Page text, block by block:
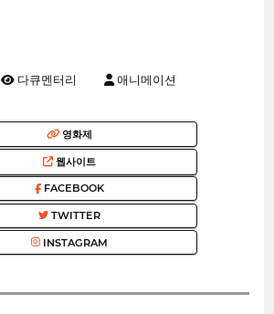
다큐멘터리 애니메이션
영화제
웹사이트
FACEBOOK
TWITTER
INSTAGRAM